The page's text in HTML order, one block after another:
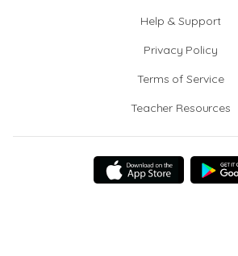
Help & Support
Privacy Policy
Terms of Service
Teacher Resources